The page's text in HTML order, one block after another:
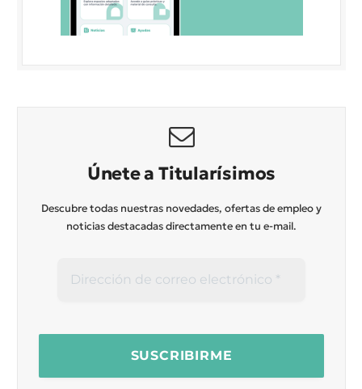
Únete a Titularísimos
Descubre todas nuestras novedades, ofertas de empleo y
noticias destacadas directamente en tu e-mail.